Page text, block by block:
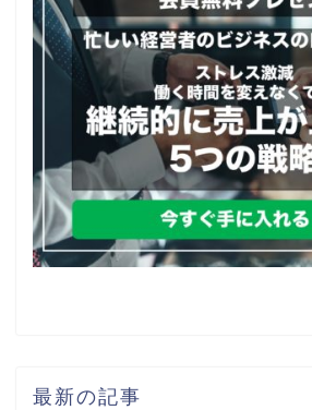
最新の記事